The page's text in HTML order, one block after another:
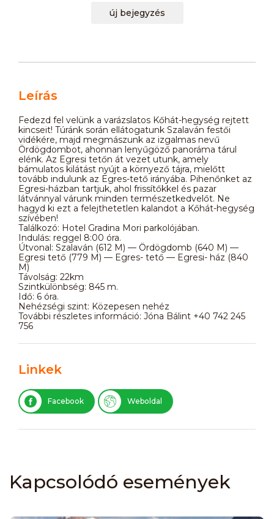
új bejegyzés
Leírás
Fedezd fel velünk a varázslatos Kőhát-hegység rejtett
kincseit! Túránk során ellátogatunk Szalaván festői
vidékére, majd megmászunk az izgalmas nevű
Ördögdombot, ahonnan lenyűgöző panoráma tárul
elénk. Az Egresi tetőn át vezet utunk, amely
bámulatos kilátást nyújt a környező tájra, mielőtt
tovább indulunk az Egres-tető irányába. Pihenőnket az
Egresi-házban tartjuk, ahol frissítőkkel és pazar
látvánnyal várunk minden természetkedvelőt. Ne
hagyd ki ezt a felejthetetlen kalandot a Kőhát-hegység
szívében!
Találkozó: Hotel Gradina Mori parkolójában.
Indulás: reggel 8:00 óra.
Útvonal: Szalaván (612 M) — Ördögdomb (640 M) —
Egresi tető (779 M) — Egres- tető — Egresi- ház (840
M)
Távolság: 22km
Szintkülönbség: 845 m.
Idő: 6 óra.
Nehézségi szint: Közepesen nehéz
További részletes információ: Jóna Bálint +40 742 245
756
Linkek
Facebook Weboldal
Kapcsolódó események